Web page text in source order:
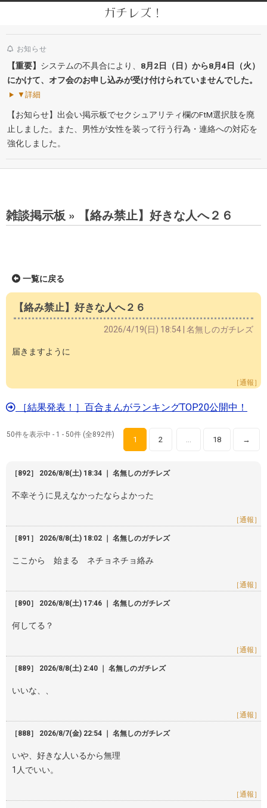
ガチレズ！
Navigation
Menu
お知らせ
【重要】 システムの不具合により、 8月2日（日）から8月4日（火）
にかけて、オフ会のお申し込みが受け付けられていませんでした。
▼詳細
【お知らせ】出会い掲示板でセクシュアリティ欄のFtM選択肢を廃
止しました。また、男性が女性を装って行う行為・連絡への対応を
強化しました。
雑談掲示板 » 【絡み禁止】好きな人へ２６
一覧に戻る
【絡み禁止】好きな人へ２６
2026/4/19(日) 18:54 | 名無しのガチレズ
届きますように
［通報］
［結果発表！］百合まんがランキングTOP20公開中！
50件を表示中 - 1 - 50件 (全892件)
1 2 … 18 →
［892］ 2026/8/8(土) 18:34 ｜ 名無しのガチレズ
不幸そうに見えなかったならよかった
［通報］
［891］ 2026/8/8(土) 18:02 ｜ 名無しのガチレズ
ここから 始まる ネチョネチョ絡み
［通報］
［890］ 2026/8/8(土) 17:46 ｜ 名無しのガチレズ
何してる？
［通報］
［889］ 2026/8/8(土) 2:40 ｜ 名無しのガチレズ
いいな、、
［通報］
［888］ 2026/8/7(金) 22:54 ｜ 名無しのガチレズ
いや、好きな人いるから無理
1人でいい。
［通報］